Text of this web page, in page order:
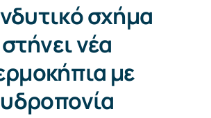
σχήμα
στήνει νέα
με
υδροπονία